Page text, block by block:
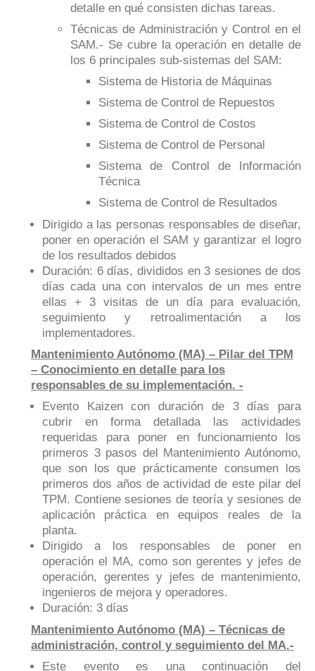
detalle en qué consisten dichas tareas.
Técnicas de Administración y Control en el
SAM.- Se cubre la operación en detalle de
los 6 principales sub-sistemas del SAM:
Sistema de Historia de Máquinas
Sistema de Control de Repuestos
Sistema de Control de Costos
Sistema de Control de Personal
Sistema de Control de Información
Técnica
Sistema de Control de Resultados
Dirigido a las personas responsables de diseñar,
poner en operación el SAM y garantizar el logro
de los resultados debidos
Duración: 6 días, divididos en 3 sesiones de dos
días cada una con intervalos de un mes entre
ellas + 3 visitas de un día para evaluación,
seguimiento y retroalimentación a los
implementadores.
Mantenimiento Autónomo (MA) – Pilar del TPM
– Conocimiento en detalle para los
responsables de su implementación. -
Evento Kaizen con duración de 3 días para
cubrir en forma detallada las actividades
requeridas para poner en funcionamiento los
primeros 3 pasos del Mantenimiento Autónomo,
que son los que prácticamente consumen los
primeros dos años de actividad de este pilar del
TPM. Contiene sesiones de teoría y sesiones de
aplicación práctica en equipos reales de la
planta.
Dirigido a los responsables de poner en
operación el MA, como son gerentes y jefes de
operación, gerentes y jefes de mantenimiento,
ingenieros de mejora y operadores.
Duración: 3 días
Mantenimiento Autónomo (MA) – Técnicas de
administración, control y seguimiento del MA.-
Este evento es una continuación del